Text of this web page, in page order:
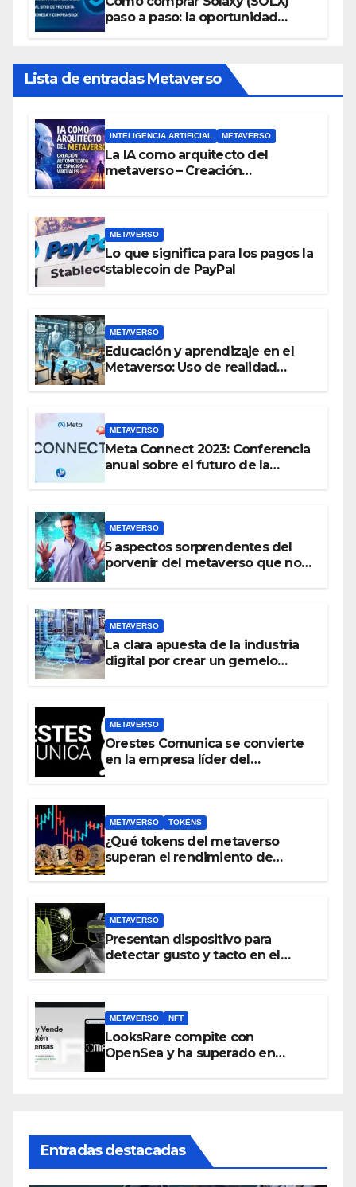
paso a paso: la oportunidad
Lista de entradas Metaverso
INTELIGENCIA ARTIFICIAL METAVERSO
La IA como arquitecto del
metaverso – Creación
METAVERSO
Lo que significa para los pagos la
stablecoin de PayPal
METAVERSO
Educación y aprendizaje en el
Metaverso: Uso de realidad
METAVERSO
Meta Connect 2023: Conferencia
anual sobre el futuro de la
METAVERSO
5 aspectos sorprendentes del
porvenir del metaverso que no
METAVERSO
La clara apuesta de la industria
digital por crear un gemelo
METAVERSO
Orestes Comunica se convierte
en la empresa líder del
METAVERSO TOKENS
¿Qué tokens del metaverso
superan el rendimiento de
METAVERSO
Presentan dispositivo para
detectar gusto y tacto en el
METAVERSO NFT
LooksRare compite con
OpenSea y ha superado en
Entradas destacadas